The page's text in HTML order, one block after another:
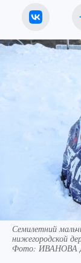
Семилетний
нижегородской
Фото: ИВАНОВА